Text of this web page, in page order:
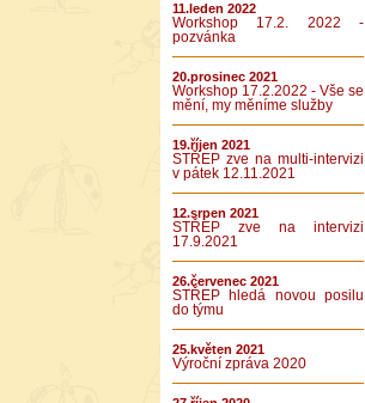
11.leden 2022
Workshop 17.2. 2022 -
pozvánka
20.prosinec 2021
Workshop 17.2.2022 - Vše se
mění, my měníme služby
19.říjen 2021
STŘEP zve na multi-intervizi
v pátek 12.11.2021
12.srpen 2021
STŘEP zve na intervizi
17.9.2021
26.červenec 2021
STŘEP hledá novou posilu
do týmu
25.květen 2021
Výroční zpráva 2020